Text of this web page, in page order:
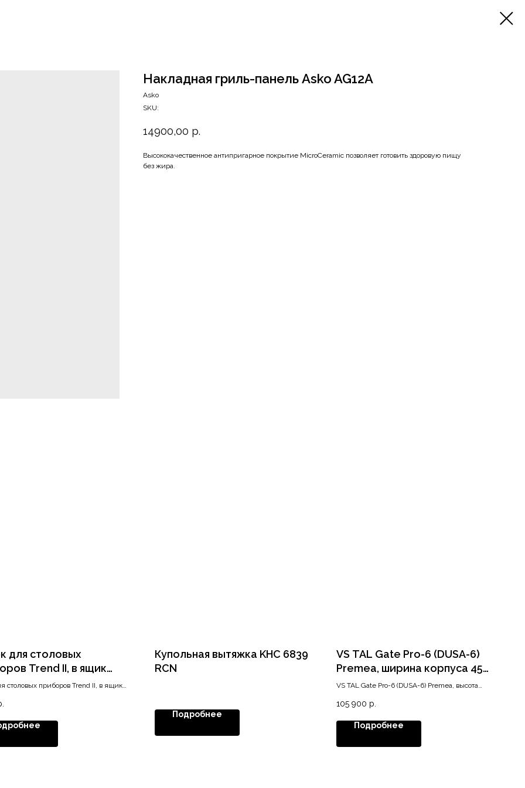
Накладная гриль-панель Asko AG12A
Asko
SKU:
14900,00 р.
Высококачественное антипригарное покрытие MicroCeramic позволяет готовить здоровую пищу
без жира.
для столовых
Trend II, в ящик
серый орион
столовых приборов Trend II, в ящик
Купольная вытяжка KHC 6839
RCN
Подробнее
VS TAL Gate Pro-6 (DUSA-6)
Premea, ширина корпуса 450
мм, высота 1950-2150 мм,
VS TAL Gate Pro-6 (DUSA-6) Premea, высота
105 900 р.
Подробнее